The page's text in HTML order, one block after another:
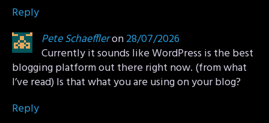
Reply
Pete Schaeffleron28/07/2026
Currently it sounds like WordPress is the best
blogging platform out there right now. (from what
I’ve read) Is that what you are using on your blog?
Reply